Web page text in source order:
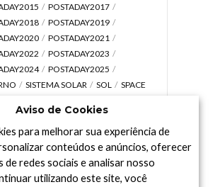
POSTADAY2017
POSTADAY2019
POSTADAY2021
POSTADAY2023
POSTADAY2025
SISTEMA SOLAR SOL
SPACE
VÍDEO
Aviso de Cookies
para melhorar sua experiência de
conteúdos e anúncios, oferecer
de redes sociais e analisar nosso
utilizando este site, você